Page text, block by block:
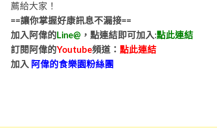
薦給大家！
==讓你掌握好康訊息不漏接==
加入阿偉的Line@ ，點連結即可加入:點此連結
訂閱阿偉的Youtube頻道： 點此連結
加入阿偉的食樂園粉絲團